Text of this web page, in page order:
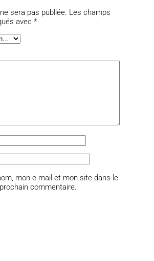
sera pas publiée. Les champs
avec *
mon e-mail et mon site dans le
commentaire.